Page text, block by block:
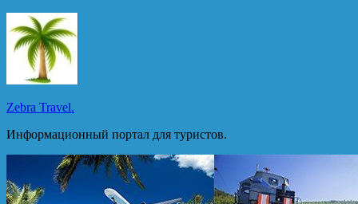
Перейти
к
содержимому
Zebra Travel.
Информационный портал для туристов.